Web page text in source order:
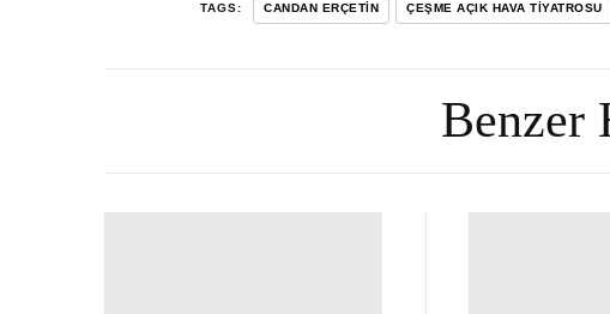
TAGS: CANDAN ERÇETIN ÇEŞME AÇIK HAVA TIYATROSU
Benzer